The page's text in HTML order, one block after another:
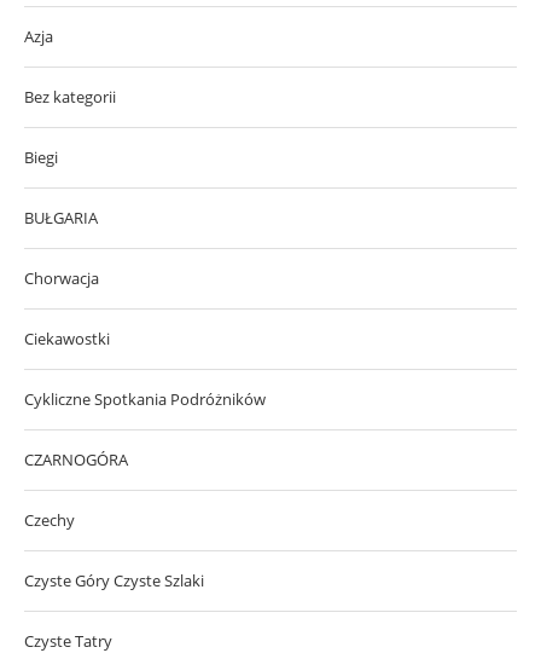
Azja
Bez kategorii
Biegi
BUŁGARIA
Chorwacja
Ciekawostki
Cykliczne Spotkania Podróżników
CZARNOGÓRA
Czechy
Czyste Góry Czyste Szlaki
Czyste Tatry